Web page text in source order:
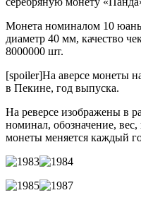
Монета номиналом 10
диаметр 40 мм, качество
8000000 шт.
[spoiler]На аверсе монеты
в Пекине, год выпуска.
На реверсе изображены в
номинал, обозначение,
монеты меняется каждый